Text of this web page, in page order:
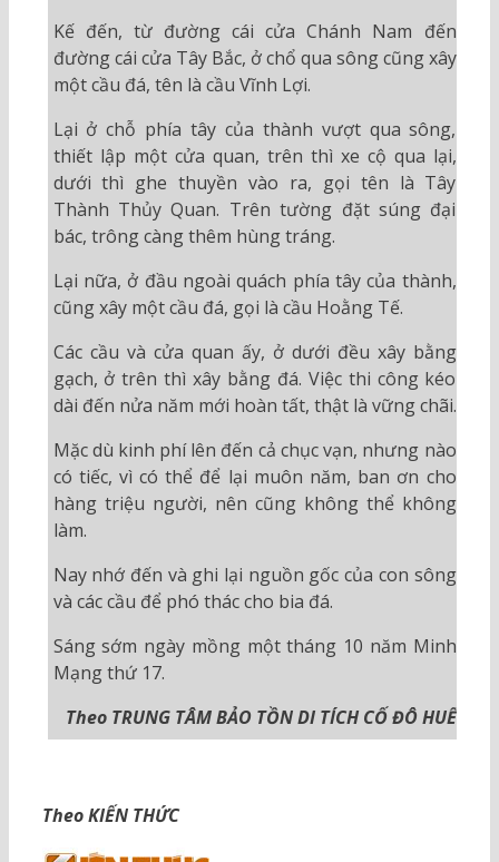
Kế đến, từ đường cái cửa Chánh Nam đến
đường cái cửa Tây Bắc, ở chổ qua sông cũng xây
một cầu đá, tên là cầu Vĩnh Lợi.
Lại ở chỗ phía tây của thành vượt qua sông,
thiết lập một cửa quan, trên thì xe cộ qua lại,
dưới thì ghe thuyền vào ra, gọi tên là Tây
Thành Thủy Quan. Trên tường đặt súng đại
bác, trông càng thêm hùng tráng.
Lại nữa, ở đầu ngoài quách phía tây của thành,
cũng xây một cầu đá, gọi là cầu Hoằng Tế.
Các cầu và cửa quan ấy, ở dưới đều xây bằng
gạch, ở trên thì xây bằng đá. Việc thi công kéo
dài đến nửa năm mới hoàn tất, thật là vững chãi.
Mặc dù kinh phí lên đến cả chục vạn, nhưng nào
có tiếc, vì có thể để lại muôn năm, ban ơn cho
hàng triệu người, nên cũng không thể không
làm.
Nay nhớ đến và ghi lại nguồn gốc của con sông
và các cầu để phó thác cho bia đá.
Sáng sớm ngày mồng một tháng 10 năm Minh
Mạng thứ 17.
Theo TRUNG TÂM BẢO TỒN DI TÍCH CỐ ĐÔ HUẾ
Theo KIẾN THỨC